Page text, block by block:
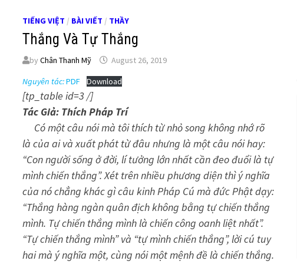
TIẾNG VIỆT / BÀI VIẾT / THẦY
Thắng Và Tự Thắng
byChân Thanh Mỹ
August 26, 2019
Nguyên tác:PDF Download
[tp_table id=3 /]
Tác Giả: Thích Pháp Trí
Có một câu nói mà tôi thích từ nhỏ song không nhớ rõ
là của ai và xuất phát từ đâu nhưng là một câu nói hay:
“Con người sống ở đời, lí tưởng lớn nhất cần đeo đuổi là tự
mình chiến thắng”. Xét trên nhiều phương diện thì ý nghĩa
của nó chẳng khác gì câu kinh Pháp Cú mà đức Phật dạy:
“Thắng hàng ngàn quân địch không bằng tự chiến thắng
mình. Tự chiến thắng mình là chiến công oanh liệt nhất”.
“Tự chiến thắng mình” và “tự mình chiến thắng”, lời cú tuy
hai mà ý nghĩa một, cùng nói một mệnh đề là chiến thắng.